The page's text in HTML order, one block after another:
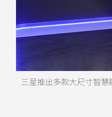
三星推出多款大尺寸智